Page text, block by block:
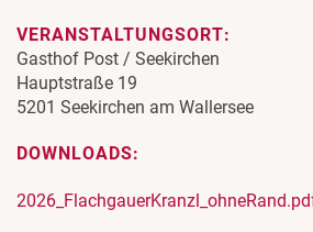
VERANSTALTUNGSORT:
Gasthof Post / Seekirchen
Hauptstraße 19
5201 Seekirchen am Wallersee
DOWNLOADS: